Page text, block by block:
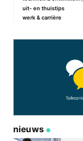
uit- en thuistips
werk & carrière
nieuws